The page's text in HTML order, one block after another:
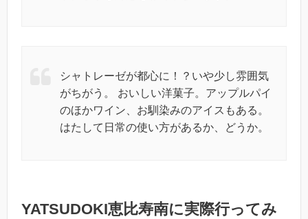
シャトレーゼが都心に！？いや少し雰囲気
がちがう。 おいしい洋菓子。アップルパイ
のほかワイン、お馴染みのアイスもある。
はたして日常の使い方があるか、どうか。
YATSUDOKI恵比寿南に実際行ってみ